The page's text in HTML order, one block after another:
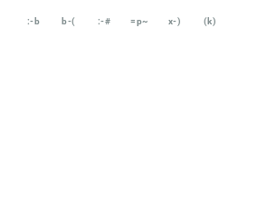
:-b b-( :-# =p~ x-) (k)